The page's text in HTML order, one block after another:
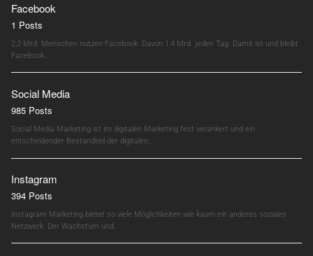
Facebook
1 Posts
2,2 Mrd. Menschen nutzen Facebook. Davon 1,4 Mrd. jeden Tag. Damit ist und bleibt
Facebook…
Social Media
985 Posts
Social Media Marketing ist im digitalen Marketing fest verankert und ein
entscheidender Bestandteil der digitalen…
Instagram
394 Posts
Instagram Marketing bietet so viele Möglichkeiten wie kaum ein anderes soziales
Netzwerk. Der Wachstum und…